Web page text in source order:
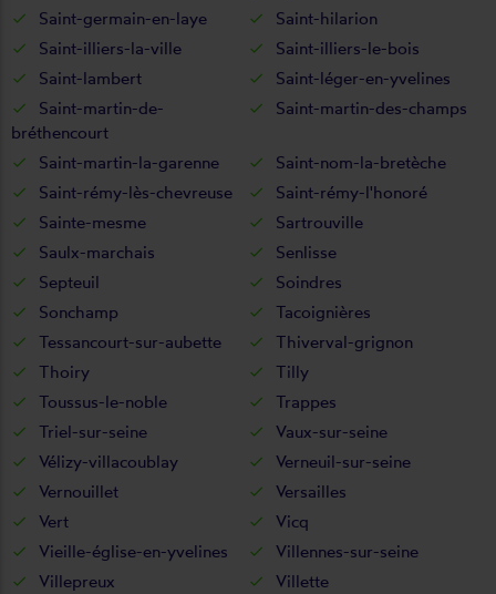
Saint-germain-en-laye
Saint-hilarion
Saint-illiers-la-ville
Saint-illiers-le-bois
Saint-lambert
Saint-léger-en-yvelines
Saint-martin-de-
bréthencourt
Saint-martin-des-champs
Saint-martin-la-garenne
Saint-nom-la-bretèche
Saint-rémy-lès-chevreuse
Saint-rémy-l'honoré
Sainte-mesme
Sartrouville
Saulx-marchais
Senlisse
Septeuil
Soindres
Sonchamp
Tacoignières
Tessancourt-sur-aubette
Thiverval-grignon
Thoiry
Tilly
Toussus-le-noble
Trappes
Triel-sur-seine
Vaux-sur-seine
Vélizy-villacoublay
Verneuil-sur-seine
Vernouillet
Versailles
Vert
Vicq
Vieille-église-en-yvelines
Villennes-sur-seine
Villepreux
Villette